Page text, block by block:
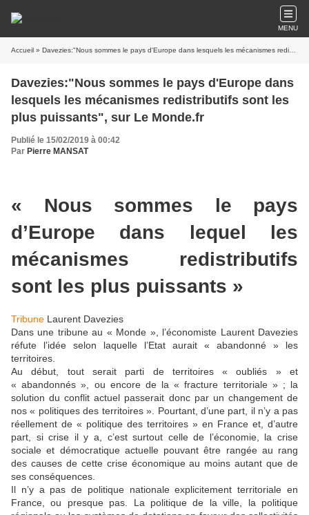
MENU
Accueil » Davezies:"Nous sommes le pays d'Europe dans lesquels les mécanismes redistributifs sont les plus puissants", sur Le Monde.fr
Davezies:"Nous sommes le pays d'Europe dans
lesquels les mécanismes redistributifs sont les
plus puissants", sur Le Monde.fr
Publié le 15/02/2019 à 00:42
Par Pierre MANSAT
« Nous sommes le pays
d’Europe dans lequel les
mécanismes redistributifs
sont les plus puissants »
Tribune Laurent Davezies
Dans une tribune au « Monde », l’économiste Laurent Davezies
réfute l’idée selon laquelle l’Etat aurait « abandonné » les
territoires.
Au début, tout serait parti de territoires « oubliés » et
« abandonnés », ou encore de la « fracture territoriale » ; la
solution du conflit actuel passerait donc par un changement de
nos « politiques des territoires ». Pourtant, d’une part, il n’y a pas
réellement de « politique des territoires » en France et, d’autre
part, si crise il y a, c’est surtout celle de l’économie, la crise
sociale et démocratique actuelle pouvant être rangée au rang
des causes de cette crise économique au moins autant que de
ses conséquences.
Il n’y a pas de politique nationale explicitement territoriale en
France, ou presque pas. La politique de la ville, la politique